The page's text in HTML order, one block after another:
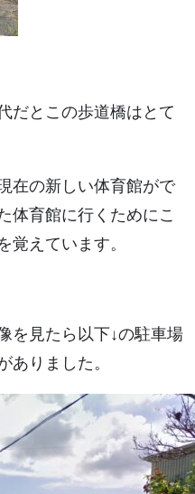
だとこの歩道橋はとて
在の新しい体育館がで
体育館に行くためにこ
覚えています。
を見たら以下↓の駐車場
ありました。